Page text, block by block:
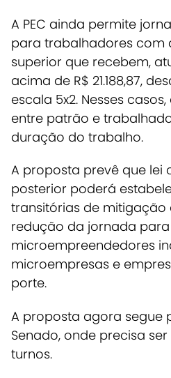
A PEC ainda permite
para trabalhadores com
superior que recebem,
acima de R$ 21.188,87,
escala 5x2. Nesses
entre patrão e
duração do trabalho.
A proposta prevê que lei
posterior poderá
transitórias de
redução da jornada
microempreendedores
microempresas e
porte.
A proposta agora segue
Senado, onde precisa
turnos.